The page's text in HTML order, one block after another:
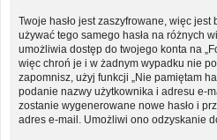
Twoje hasło jest zaszyfrowane, więc
używać tego samego hasła na różnych
umożliwia dostęp do twojego konta na
więc chroń je i w żadnym wypadku nie
zapomnisz, użyj funkcji „Nie pamiętam
podanie nazwy użytkownika i adresu e-
zostanie wygenerowane nowe hasło i
adres e-mail. Umożliwi ono odzyskanie